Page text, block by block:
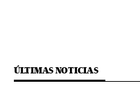
ÚLTIMAS NOTICIAS